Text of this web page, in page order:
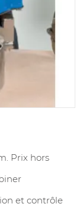
Prix hors
et contrôle